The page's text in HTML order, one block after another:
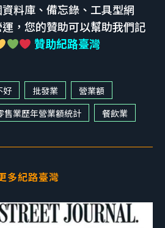
資料庫、備忘錄、工具型網
，您的贊助可以幫助我們記
贊助紀路臺灣
好 批發業
營業額
售業歷年營業額統計 餐飲業
多紀路臺灣